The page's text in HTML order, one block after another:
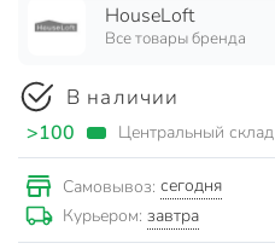
HouseLoft
Все товары бренда
В наличии
>100 Центральный склад
Самовывоз: сегодня
Курьером: завтра